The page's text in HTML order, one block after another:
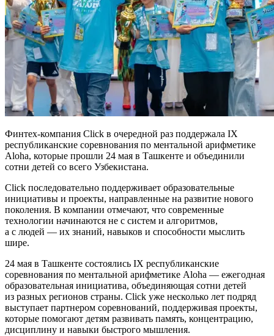
Финтех-компания Click в очередной раз поддержала IX
республиканские соревнования по ментальной арифметике
Aloha, которые прошли 24 мая в Ташкенте и объединили
сотни детей со всего Узбекистана.
Click последовательно поддерживает образовательные
инициативы и проекты, направленные на развитие нового
поколения. В компании отмечают, что современные
технологии начинаются не с систем и алгоритмов,
а с людей — их знаний, навыков и способности мыслить
шире.
24 мая в Ташкенте состоялись IX республиканские
соревнования по ментальной арифметике Aloha — ежегодная
образовательная инициатива, объединяющая сотни детей
из разных регионов страны. Click уже несколько лет подряд
выступает партнером соревнований, поддерживая проекты,
которые помогают детям развивать память, концентрацию,
дисциплину и навыки быстрого мышления.